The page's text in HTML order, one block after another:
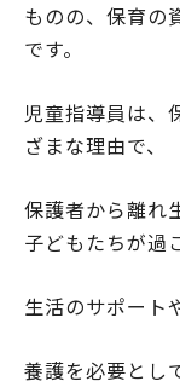
ものの、保育の
です。
児童指導員は、
ざまな理由で、
保護者から離れ
子どもたちが過
生活のサポート
養護を必要とし